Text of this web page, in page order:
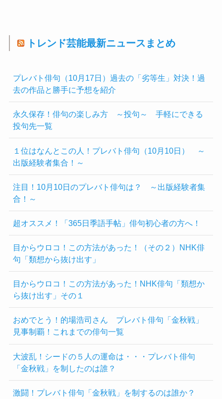
トレンド芸能最新ニュースまとめ
プレバト俳句（10月17日）過去の「劣等生」対決！過
去の作品と勝手に予想を紹介
永久保存！俳句の楽しみ方 ～投句～ 手軽にできる
投句先一覧
１位はなんとこの人！プレバト俳句（10月10日） ～
出版経験者集合！～
注目！10月10日のプレバト俳句は？ ～出版経験者集
合！～
超オススメ！「365日季語手帖」俳句初心者の方へ！
目からウロコ！この方法があった！（その２）NHK俳
句「類想から抜け出す」
目からウロコ！この方法があった！NHK俳句「類想か
ら抜け出す」その１
おめでとう！的場浩司さん プレバト俳句「金秋戦」
見事制覇！これまでの俳句一覧
大波乱！シードの５人の運命は・・・プレバト俳句
「金秋戦」を制したのは誰？
激闘！プレバト俳句「金秋戦」を制するのは誰か？